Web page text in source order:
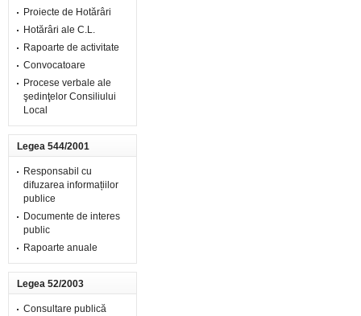
Proiecte de Hotărâri
Hotărâri ale C.L.
Rapoarte de activitate
Convocatoare
Procese verbale ale
şedinţelor Consiliului
Local
Legea 544/2001
Responsabil cu
difuzarea informațiilor
publice
Documente de interes
public
Rapoarte anuale
Legea 52/2003
Consultare publică